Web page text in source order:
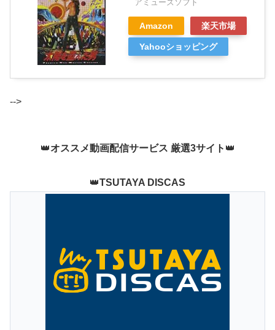
アミューズソフト
Amazon 楽天市場
Yahooショッピング
-->
👑オススメ動画配信サービス 厳選3サイト 👑
👑TSUTAYA DISCAS